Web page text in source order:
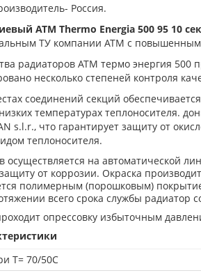
Россия.
ATM Thermo Energia 500 95 10
ТУ компании АТМ с
радиаторов АТМ термо энергия 500
несколько степеней контроля
соединений секций
температурах теплоносителя.
s.l.r., что гарантирует защиту от
теплоносителя.
осуществляется на автоматической
от коррозии. Окраска
полимерным (порошковым)
всего срока службы радиатор
опрессовку избыточным
Т= 70/50С